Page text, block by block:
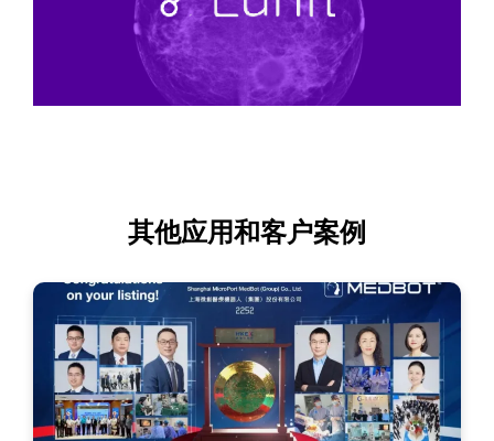
其他应用和客户案例